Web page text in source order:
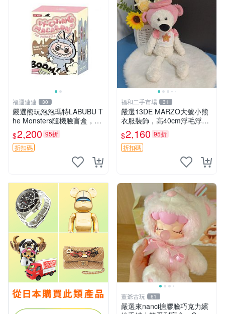
福運連連 30
嚴選熊玩泡泡瑪特LABUBU T
he Monsters隨機臉盲盒，萌
趣馬卡龍設計 芝麻豆豆 LAB
UBU LABUBU THE MONST
ERS 橙色豆
$2,200 95折
折扣碼
福和二手市場 31
嚴選13DE MARZO大號小熊
衣服裝飾，高40cm浮毛浮
灰，詳觀後再拍。二手收藏請
珍惜。 13DE MARZO 二手
小熊 衣服裝飾
$2,160 95折
折扣碼
董爺古玩 61
嚴選來nanci搪膠臉巧克力繽